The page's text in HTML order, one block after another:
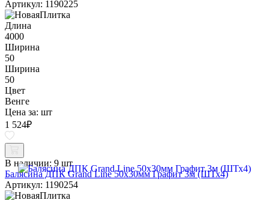
Артикул: 1190225
Длина
4000
Ширина
50
Ширина
50
Цвет
Венге
Цена за: шт
1 524₽
В наличии: 9 шт
Балясина ДПК Grand Line 50х30мм Графит 3м (ШТх4)
Артикул: 1190254